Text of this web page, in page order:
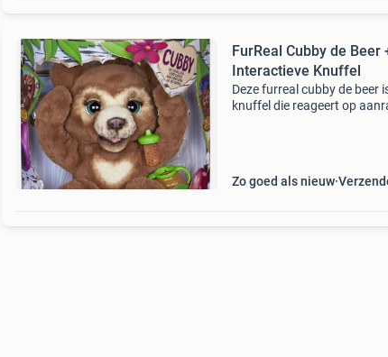
FurReal Cubby de Beer
Interactieve Knuffel
Deze furreal cubby de beer
knuffel die reageert op
Zo goed als nieuw